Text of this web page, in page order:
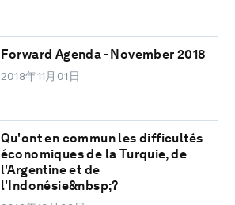
Forward Agenda - November 2018
2018年11月01日
Qu'ont en commun les difficultés
économiques de la Turquie, de
l'Argentine et de
l'Indonésie&nbsp;?